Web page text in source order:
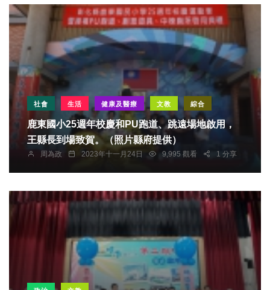
社會 生活 健康及醫療 文教 綜合
鹿東國小25週年校慶和PU跑道、跳遠場地啟用，
王縣長到場致賀。（照片縣府提供）
周為政 2023年十一月24日 9,995 觀看 1 分享